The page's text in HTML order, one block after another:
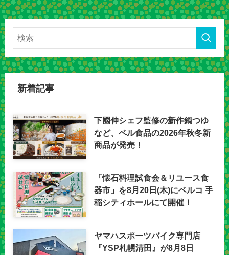
新着記事
下國伸シェフ監修の新作鍋つゆ
など、ベル食品の2026年秋冬新
商品が発売！
「懐石料理試食会＆リユース食
器市」を8月20日(木)にベルコ 手
稲シティホールにて開催！
ヤマハスポーツバイク専門店
『YSP札幌清田』が8月8日